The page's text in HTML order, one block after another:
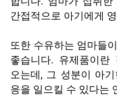
간접적으로 아기에게
또한 수유하는 엄마들
좋습니다. 유제품이란
오는데, 그 성분이 아
응을 일으킬 수 있다는